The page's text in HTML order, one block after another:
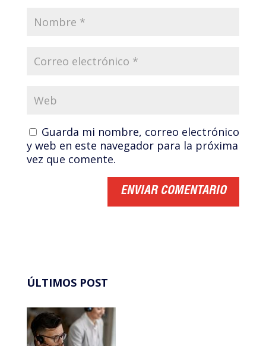
Guarda mi nombre, correo electrónico
y web en este navegador para la próxima
vez que comente.
ÚLTIMOS POST